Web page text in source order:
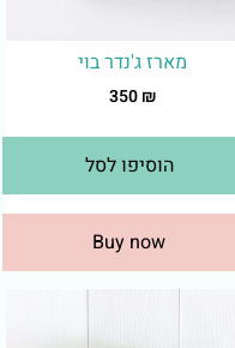
מארז ג'נדר בוי
350₪
הוסיפו לסל
Buy now